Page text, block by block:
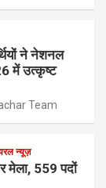
ने नेशनल
में उत्कृष्ट
Team
न्यूज़
मेला, 559 पदों